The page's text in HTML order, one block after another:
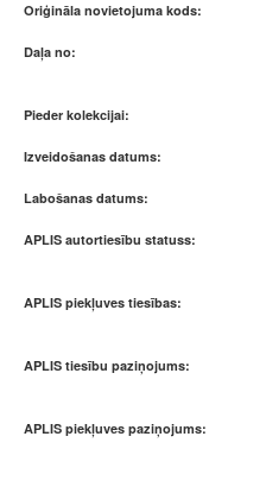
Oriģināla novietojuma kods:
Daļa no:
Pieder kolekcijai:
Izveidošanas datums:
Labošanas datums:
APLIS autortiesību statuss:
APLIS piekļuves tiesības:
APLIS tiesību paziņojums:
APLIS piekļuves paziņojums: